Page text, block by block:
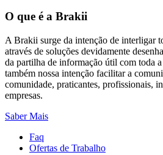
O que é a Brakii
A Brakii surge da intenção de interligar
através de soluções devidamente
da partilha de informação útil com toda
também nossa intenção facilitar a
comunidade, praticantes, profissionais,
empresas.
Saber Mais
Faq
Ofertas de Trabalho